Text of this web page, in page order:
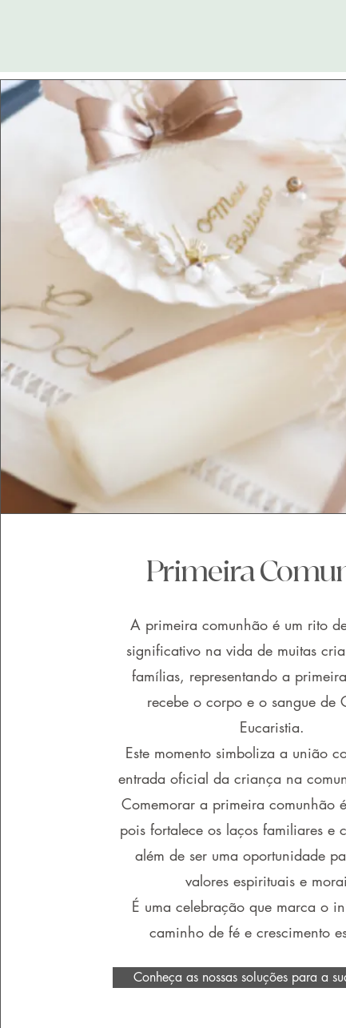
Primeira
A primeira comunhão é um rito
significativo na vida de muitas
famílias, representando a
recebe o corpo e o sangue de
Eucaristia.
Este momento simboliza a união
entrada oficial da criança na
Comemorar a primeira comunhão
pois fortalece os laços familiares e
além de ser uma oportunidade
valores espirituais e
É uma celebração que marca o
caminho de fé e crescimento
Conheça as nossas soluções para a